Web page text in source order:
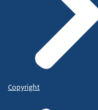
Copyright